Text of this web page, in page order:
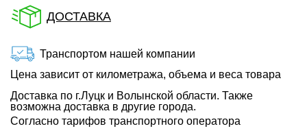
ДОСТАВКА
Транспортом нашей компании
Цена зависит от километража, объема и веса товара
Доставка по г.Луцк и Волынской области. Также
возможна доставка в другие города.
Согласно тарифов транспортного оператора